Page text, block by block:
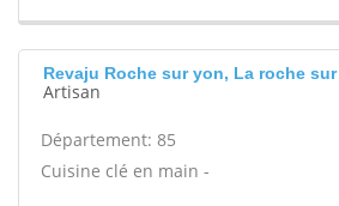
Revaju Roche sur yon, La roche
Artisan
Département: 85
Cuisine clé en main -